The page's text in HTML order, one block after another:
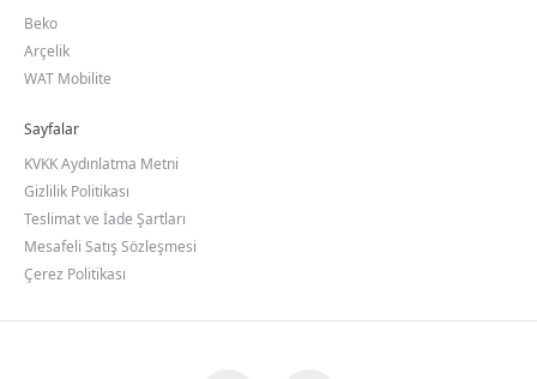
Beko
Arçelik
WAT Mobilite
Sayfalar
KVKK Aydınlatma Metni
Gizlilik Politikası
Teslimat ve İade Şartları
Mesafeli Satış Sözleşmesi
Çerez Politikası